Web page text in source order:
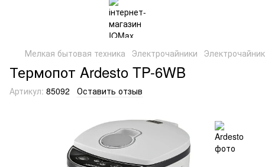
Мелкая бытовая техника Электрочайники
Термопот Ardesto TP-6WB
Артикул: 85092 Оставить отзыв